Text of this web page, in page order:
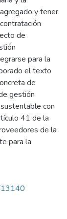
y tener
de
para la
el texto
de
gestión
con
41 de la
de la
para la
13140